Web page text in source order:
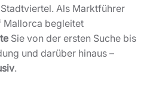
Als Marktführer
Mallorca begleitet
Sie von der ersten Suche bis
und darüber hinaus –
.